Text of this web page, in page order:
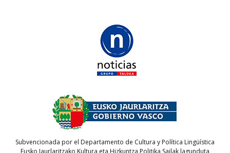
Subvencionada por el Departamento de Cultura y Política Lingüística